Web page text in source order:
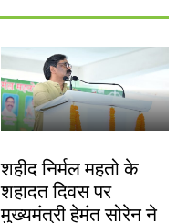
शहीद निर्मल महतो के
शहादत दिवस पर
मुख्यमंत्री हेमंत सोरेन ने